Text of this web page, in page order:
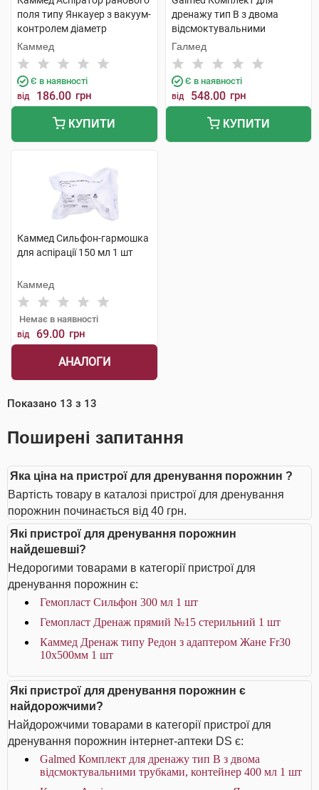
поля типу Янкауер з вакуум-
контролем діаметр
накінечника 8,0 мм/F24 1 шт
Каммед
Є в наявності
від 186.00 грн
КУПИТИ
дренажу тип В з двома
відсмоктувальними
трубками, контейнер 400 мл
1 шт
Галмед
Є в наявності
від 548.00 грн
КУПИТИ
Каммед Сильфон-гармошка
для аспірації 150 мл 1 шт
Каммед
Немає в наявності
від 69.00 грн
АНАЛОГИ
Показано 13 з 13
Поширені запитання
Яка ціна на пристрої для дренування порожнин ?
Вартість товару в каталозі пристрої для дренування
порожнин починається від 40 грн.
Які пристрої для дренування порожнин
найдешевші?
Недорогими товарами в категорії пристрої для
дренування порожнин є:
Гемопласт Сильфон 300 мл 1 шт
Гемопласт Дренаж прямий №15 стерильний 1 шт
Каммед Дренаж типу Редон з адаптером Жане Fr30
10x500мм 1 шт
Які пристрої для дренування порожнин є
найдорожчими?
Найдорожчими товарами в категорії пристрої для
дренування порожнин інтернет-аптеки DS є:
Galmed Комплект для дренажу тип В з двома
відсмоктувальними трубками, контейнер 400 мл 1 шт